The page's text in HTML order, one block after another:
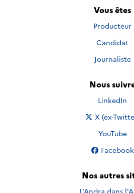
Vous êtes
Producteur
Candidat
Journaliste
Nous
Nous
LinkedIn
Nous suivre
X (ex-
Nous
YouTube
Nous
Facebook
Nos autres